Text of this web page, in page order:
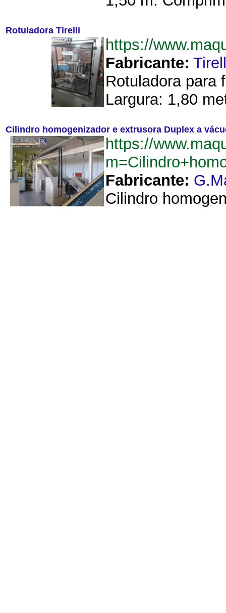
Rotuladora Tirelli
https://
Fabricante:
Rotuladora para
Largura: 1,80
Cilindro homogenizador e extrusora Duplex a
https://
Fabricante:
Cilindro